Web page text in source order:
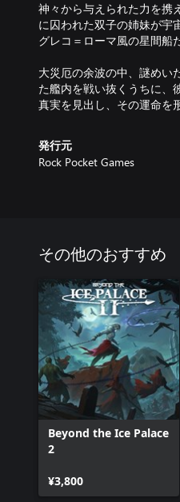
神々から与えられた力を携
に囚われた双子の姉妹が宇
グレコ＝ローマ風の星間船
大災厄の余波の中、謎めい
た艦内を戦い抜くうちに、
真実を見出し、その運命を
発行元
Rock Pocket Games
その他のおすすめ
Beyond the Ice Palace
2
¥3,800